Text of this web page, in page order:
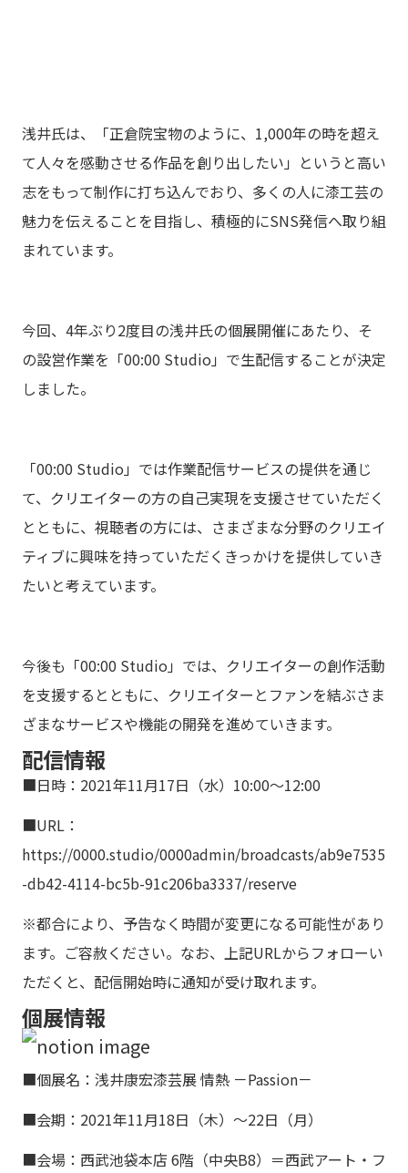
浅井氏は、「正倉院宝物のように、1,000年の時を超え
て人々を感動させる作品を創り出したい」というと高い
志をもって制作に打ち込んでおり、多くの人に漆工芸の
魅力を伝えることを目指し、積極的にSNS発信へ取り組
まれています。
今回、4年ぶり2度目の浅井氏の個展開催にあたり、そ
の設営作業を「00:00 Studio」で生配信することが決定
しました。
「00:00 Studio」では作業配信サービスの提供を通じ
て、クリエイターの方の自己実現を支援させていただく
とともに、視聴者の方には、さまざまな分野のクリエイ
ティブに興味を持っていただくきっかけを提供していき
たいと考えています。
今後も「00:00 Studio」では、クリエイターの創作活動
を支援するとともに、クリエイターとファンを結ぶさま
ざまなサービスや機能の開発を進めていきます。
配信情報
■日時：2021年11月17日（水）10:00〜12:00
■URL：
https://0000.studio/0000admin/broadcasts/ab9e7535
-db42-4114-bc5b-91c206ba3337/reserve
※都合により、予告なく時間が変更になる可能性があり
ます。ご容赦ください。なお、上記URLからフォローい
ただくと、配信開始時に通知が受け取れます。
個展情報
■個展名：浅井康宏漆芸展 情熱 －Passion－
■会期：2021年11月18日（木）～22日（月）
■会場：西武池袋本店 6階（中央B8）＝西武アート・フ